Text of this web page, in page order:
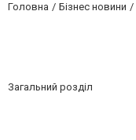
Головна Бізнес новини
Загальний розділ